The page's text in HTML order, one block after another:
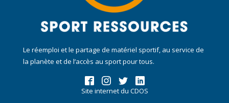
Le réemploi et le partage de matériel sportif, au service de
la planète et de l’accès au sport pour tous.
Site internet du CDOS